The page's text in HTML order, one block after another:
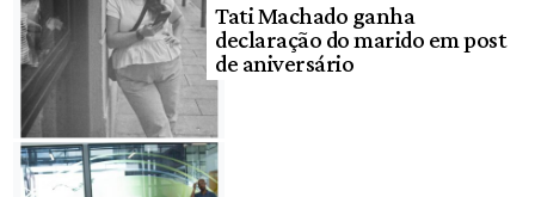
Tati Machado ganha
declaração do marido em post
de aniversário